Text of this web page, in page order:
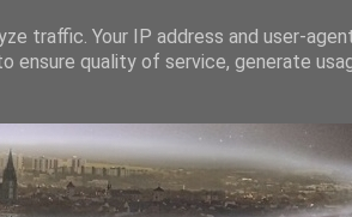
Stadt Italiens
traffic. Your IP address and user-
ensure quality of service, generate